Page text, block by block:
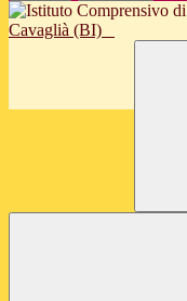
Cavaglià (BI)